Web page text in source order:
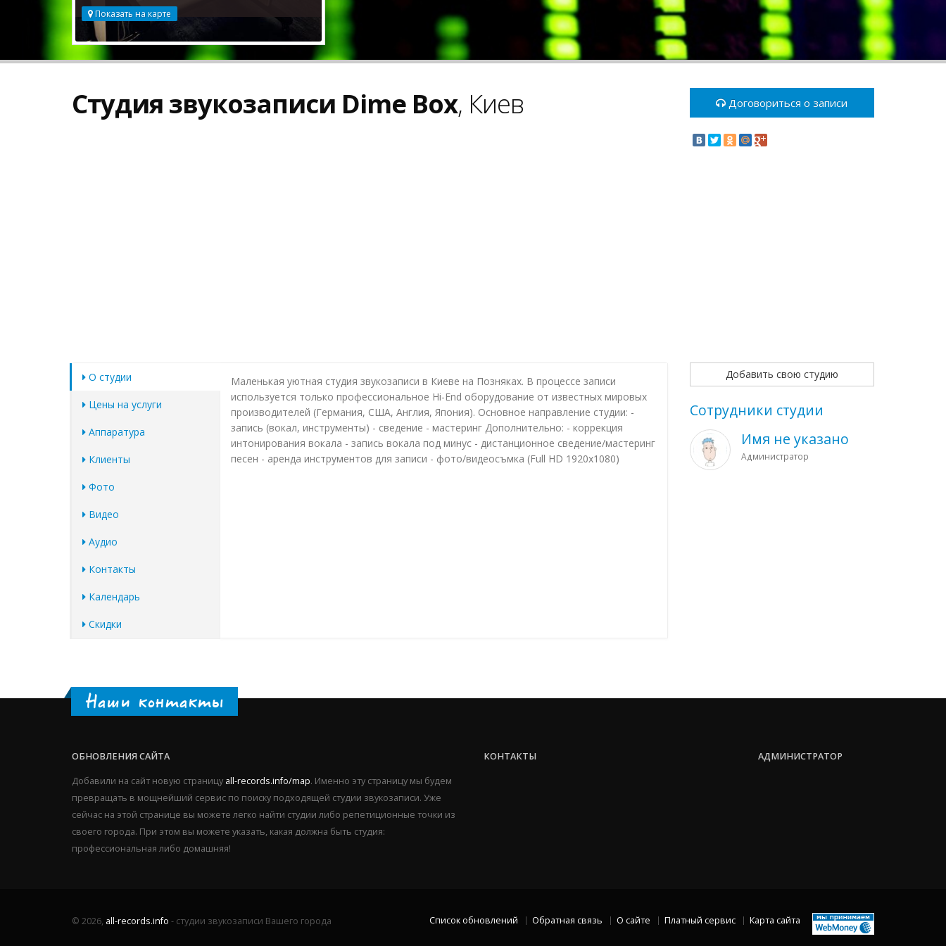
Показать на карте
Студия звукозаписи Dime Box, Киев Договориться о записи
О студии
Цены на услуги
Аппаратура
Клиенты
Фото
Видео
Аудио
Контакты
Календарь
Скидки
Маленькая уютная студия звукозаписи в Киеве на Позняках. В процессе записи
используется только профессиональное Hi-End оборудование от известных мировых
производителей (Германия, США, Англия, Япония). Основное направление студии: -
запись (вокал, инструменты) - сведение - мастеринг Дополнительно: - коррекция
интонирования вокала - запись вокала под минус - дистанционное сведение/мастеринг
песен - аренда инструментов для записи - фото/видеосъмка (Full HD 1920x1080)
Добавить свою студию
Сотрудники студии
Имя не указано
Администратор
Наши контакты
ОБНОВЛЕНИЯ САЙТА
Добавили на сайт новую страницу all-records.info/map. Именно эту страницу мы будем
превращать в мощнейший сервис по поиску подходящей студии звукозаписи. Уже
сейчас на этой странице вы можете легко найти студии либо репетиционные точки из
своего города. При этом вы можете указать, какая должна быть студия:
профессиональная либо домашняя!
КОНТАКТЫ АДМИНИСТРАТОР
© 2026, all-records.info - студии звукозаписи Вашего города Список обновлений Обратная связь О сайте Платный сервис Карта сайта